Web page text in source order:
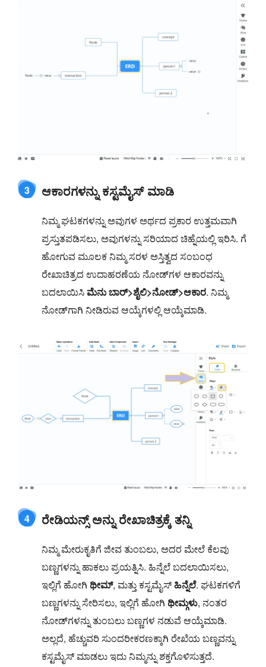
3 ಆಕಾರಗಳನ್ನು ಕಸ್ಟಮೈಸ್ ಮಾಡಿ
ನಿಮ್ಮ ಘಟಕಗಳನ್ನು ಅವುಗಳ ಅರ್ಥದ ಪ್ರಕಾರ ಉತ್ತಮವಾಗಿ
ಪ್ರಸ್ತುತಪಡಿಸಲು, ಅವುಗಳನ್ನು ಸರಿಯಾದ ಚಿಹ್ನೆಯಲ್ಲಿ ಇರಿಸಿ. ಗೆ
ಹೋಗುವ ಮೂಲಕ ನಿಮ್ಮ ಸರಳ ಅಸ್ತಿತ್ವದ ಸಂಬಂಧ
ರೇಖಾಚಿತ್ರದ ಉದಾಹರಣೆಯ ನೋಡ್‌ಗಳ ಆಕಾರವನ್ನು
ಬದಲಾಯಿಸಿ ಮೆನು ಬಾರ್>ಶೈಲಿ>ನೋಡ್>ಆಕಾರ. ನಿಮ್ಮ
ನೋಡ್‌ಗಾಗಿ ನೀಡಿರುವ ಆಯ್ಕೆಗಳಲ್ಲಿ ಆಯ್ಕೆಮಾಡಿ.
4 ರೇಡಿಯನ್ಸ್ ಅನ್ನು ರೇಖಾಚಿತ್ರಕ್ಕೆ ತನ್ನಿ
ನಿಮ್ಮ ಮೇರುಕೃತಿಗೆ ಜೀವ ತುಂಬಲು, ಅದರ ಮೇಲೆ ಕೆಲವು
ಬಣ್ಣಗಳನ್ನು ಹಾಕಲು ಪ್ರಯತ್ನಿಸಿ. ಹಿನ್ನೆಲೆ ಬದಲಾಯಿಸಲು,
ಇಲ್ಲಿಗೆ ಹೋಗಿ ಥೀಮ್, ಮತ್ತು ಕಸ್ಟಮೈಸ್ಹಿನ್ನೆಲೆ. ಘಟಕಗಳಿಗೆ
ಬಣ್ಣಗಳನ್ನು ಸೇರಿಸಲು, ಇಲ್ಲಿಗೆ ಹೋಗಿ ಥೀಮ್ಗಳು, ನಂತರ
ನೋಡ್‌ಗಳನ್ನು ತುಂಬಲು ಬಣ್ಣಗಳ ನಡುವೆ ಆಯ್ಕೆಮಾಡಿ.
ಅಲ್ಲದೆ, ಹೆಚ್ಚುವರಿ ಸುಂದರೀಕರಣಕ್ಕಾಗಿ ರೇಖೆಯ ಬಣ್ಣವನ್ನು
ಕಸ್ಟಮೈಸ್ ಮಾಡಲು ಇದು ನಿಮ್ಮನ್ನು ಶಕ್ತಗೊಳಿಸುತ್ತದೆ.